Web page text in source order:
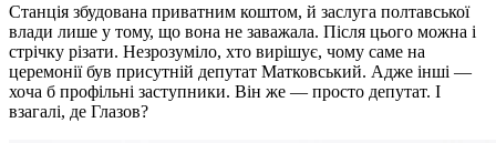
Станція збудована приватним коштом, й заслуга полтавської
влади лише у тому, що вона не заважала. Після цього можна і
стрічку різати. Незрозуміло, хто вирішує, чому саме на
церемонії був присутній депутат Матковський. Адже інші —
хоча б профільні заступники. Він же — просто депутат. І
взагалі, де Глазов?